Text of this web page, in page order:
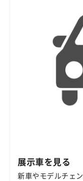
展示車を見る
新車やモデルチェ